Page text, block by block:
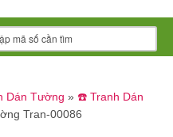
Dán Tường » ☎️ Tranh Dán
Tran-00086